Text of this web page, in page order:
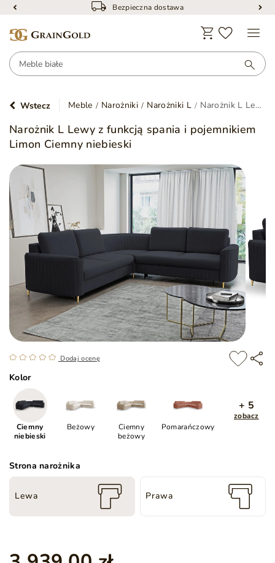
Bezpieczna dostawa
Wstecz Meble Narożniki Narożniki L Narożnik L Lewy z funkcją spania i pojemnikiem Limon Ciemny niebieski
Narożnik L Lewy z funkcją spania i pojemnikiem
Limon Ciemny niebieski
Dodaj ocenę
Kolor
Ciemny
niebieski
Beżowy
Ciemny
beżowy
Pomarańczowy
+ 5
zobacz
Strona narożnika
Lewa Prawa